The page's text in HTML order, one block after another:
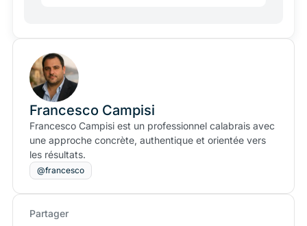
Francesco Campisi
Francesco Campisi est un professionnel calabrais avec
une approche concrète, authentique et orientée vers
les résultats.
@francesco
Partager